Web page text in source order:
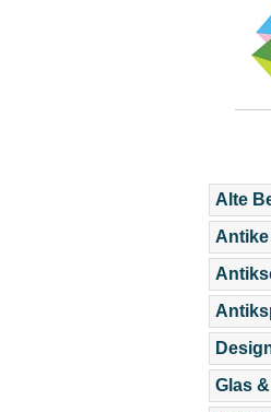
Alte
Antike
Glas &